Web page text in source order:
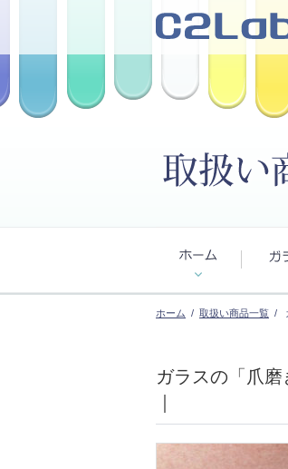
ホーム / 取扱い商品一覧 /
ガラスの「爪